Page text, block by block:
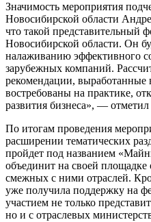
Значимость мероприятия
Новосибирской области
что такой представительный
Новосибирской области. Он
налаживанию эффективного
зарубежных компаний.
рекомендации, выработанные
востребованы на практике,
развития бизнеса», —
По итогам проведения
расширении тематических
пройдет под названием
объединит на своей
смежных с ними отраслей.
уже получила поддержку на
участием не только
но и с отраслевых